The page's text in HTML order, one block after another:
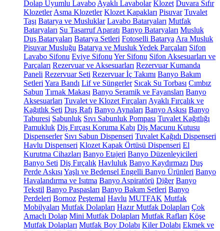
Dolap Uyumlu Lavabo Ayaklı Lavabolar Klozet Duvara Sıfır
Klozetler Asma Klozetler Klozet Kapakları Pisuvar Tuvalet
Taşı Batarya ve Musluklar Lavabo Bataryaları Mutfak
Bataryaları Su Tasarruf Aparatı Banyo Bataryaları Musluk
Duş Bataryaları Batarya Setleri Fotoselli Batarya Ara Musluk
Pisuvar Musluğu Batarya ve Musluk Yedek Parçaları Sifon
Lavabo Sifonu Eviye Sifonu Yer Sifonu Sifon Aksesuarları ve
Parçaları Rezervuar ve Aksesuarları Rezervuar Kumanda
Paneli Rezervuar Seti Rezervuar İç Takımı Banyo Bakım
Setleri Yara Bandı Lif ve Süngerler Sıcak Su Torbası Cımbız
Sabun Tırnak Makası Banyo Seramik ve Fayansları Banyo
Aksesuarları Tuvalet ve Klozet Fırçaları Ayaklı Fırçalık ve
Kağıtlık Seti Duş Rafı Banyo Aynaları Banyo Askısı Banyo
Taburesi Sabunluk Sıvı Sabunluk Pompası Tuvalet Kağıtlığı
Pamukluk Diş Fırçası Koruma Kabı Diş Macunu Kutusu
Dispenserler Sıvı Sabun Dispenseri Tuvalet Kağıdı Dispenseri
Havlu Dispenseri Klozet Kapak Örtüsü Dispenseri El
Kurutma Cihazları Banyo Etajeri Banyo Düzenleyicileri
Banyo Seti Diş Fırçalık Havluluk Banyo Kaydırmazı Duş
Perde Askısı Yaşlı ve Bedensel Engelli Banyo Ürünleri Banyo
Havalandırma ve Isıtma Banyo Aspiratörü Diğer Banyo
Tekstil Banyo Paspasları Banyo Bakım Setleri Banyo
Perdeleri Bornoz Peştemal Havlu MUTFAK Mutfak
Mobilyaları Mutfak Dolapları Hazır Mutfak Dolapları Çok
Amaçlı Dolap Mini Mutfak Dolapları Mutfak Rafları Köşe
Mutfak Dolapları Mutfak Boy Dolabı Kiler Dolabı Ekmek ve